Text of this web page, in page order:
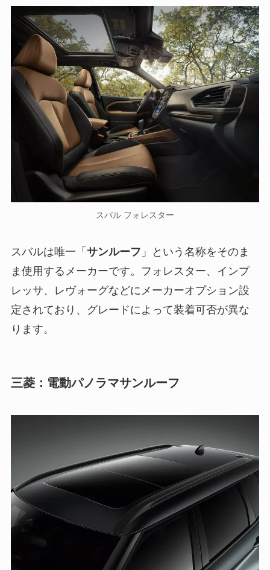
スバル フォレスター
スバルは唯一「 サンルーフ 」という名称をそのま
ま使用するメーカーです。フォレスター、インプ
レッサ、レヴォーグなどにメーカーオプション設
定されており、グレードによって装着可否が異な
ります。
三菱：電動パノラマサンルーフ